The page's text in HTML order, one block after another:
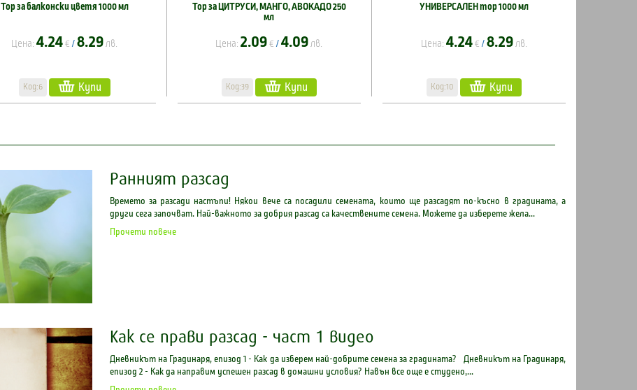
Тор за балконски цветя 1000 мл
Цена: 4.24 € /8.29 лв.
Код:6 Купи
Тор за ЦИТРУСИ, МАНГО, АВОКАДО 250
мл
Цена: 2.09 € /4.09 лв.
Код:39 Купи
УНИВЕРСАЛЕН тор 1000 мл
Цена: 4.24 € / 8.29 лв.
Код:10 Купи
Ранният разсад
Времето за разсади настъпи! Някои вече са посадили семената, които ще разсадят по-късно в градината, а
други сега започват. Най-важното за добрия разсад са качествените семена. Можете да изберете жела...
Прочети повече
Как се прави разсад - част 1 видео
Дневникът на Градинаря, епизод 1 - Как да изберем най-добрите семена за градината? Дневникът на Градинаря,
епизод 2 - Как да направим успешен разсад в домашни условия? Навън все още е студено,...